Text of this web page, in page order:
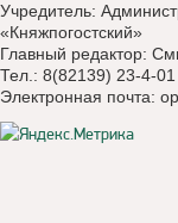
Учредитель:
«Княжпогостский»
Главный редактор:
Тел.: 8(82139) 23-4-01
Электронная почта: